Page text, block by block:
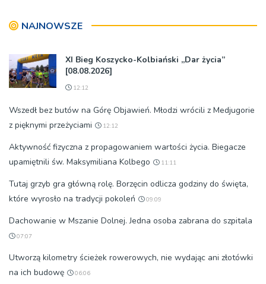
NAJNOWSZE
XI Bieg Koszycko-Kolbiański „Dar życia”
[08.08.2026]
12:12
Wszedł bez butów na Górę Objawień. Młodzi wrócili z Medjugorie
z pięknymi przeżyciami
12:12
Aktywność fizyczna z propagowaniem wartości życia. Biegacze
upamiętnili św. Maksymiliana Kolbego
11:11
Tutaj grzyb gra główną rolę. Borzęcin odlicza godziny do święta,
które wyrosło na tradycji pokoleń
09:09
Dachowanie w Mszanie Dolnej. Jedna osoba zabrana do szpitala
07:07
Utworzą kilometry ścieżek rowerowych, nie wydając ani złotówki
na ich budowę
06:06